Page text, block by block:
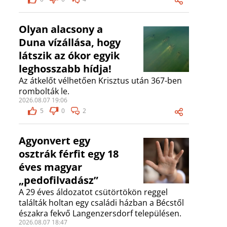
Olyan alacsony a
Duna vízállása, hogy
látszik az ókor egyik
leghosszabb hídja!
Az átkelőt vélhetően Krisztus után 367-ben
rombolták le.
2026.08.07 19:06
5
0 2
Agyonvert egy
osztrák férfit egy 18
éves magyar
„pedofilvadász”
A 29 éves áldozatot csütörtökön reggel
találták holtan egy családi házban a Bécstől
északra fekvő Langenzersdorf településen.
2026.08.07 18:47